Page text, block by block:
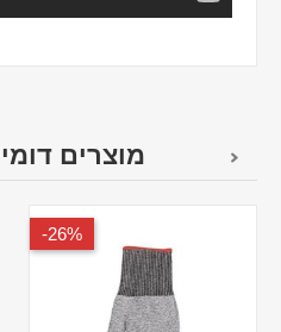
מוצרים
26%-